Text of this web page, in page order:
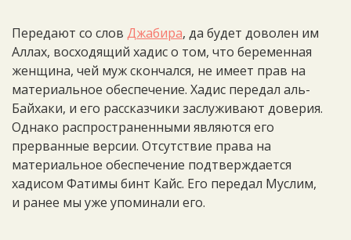
Передают со слов Джабира, да будет доволен им
Аллах, восходящий хадис о том, что беременная
женщина, чей муж скончался, не имеет прав на
материальное обеспечение. Хадис передал аль-
Байхаки, и его рассказчики заслуживают доверия.
Однако распространенными являются его
прерванные версии. Отсутствие права на
материальное обеспечение подтверждается
хадисом Фатимы бинт Кайс. Его передал Муслим,
и ранее мы уже упоминали его.